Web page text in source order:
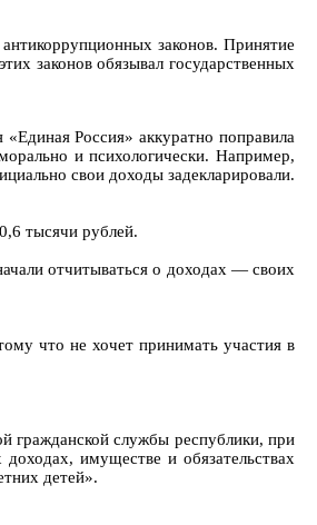
законов. Принятие
законов обязывал государственных
Россия» аккуратно поправила
и психологически. Например,
свои доходы задекларировали.
тысячи рублей.
отчитываться о доходах — своих
что не хочет принимать участия в
гражданской службы республики, при
имуществе и обязательствах
детей».